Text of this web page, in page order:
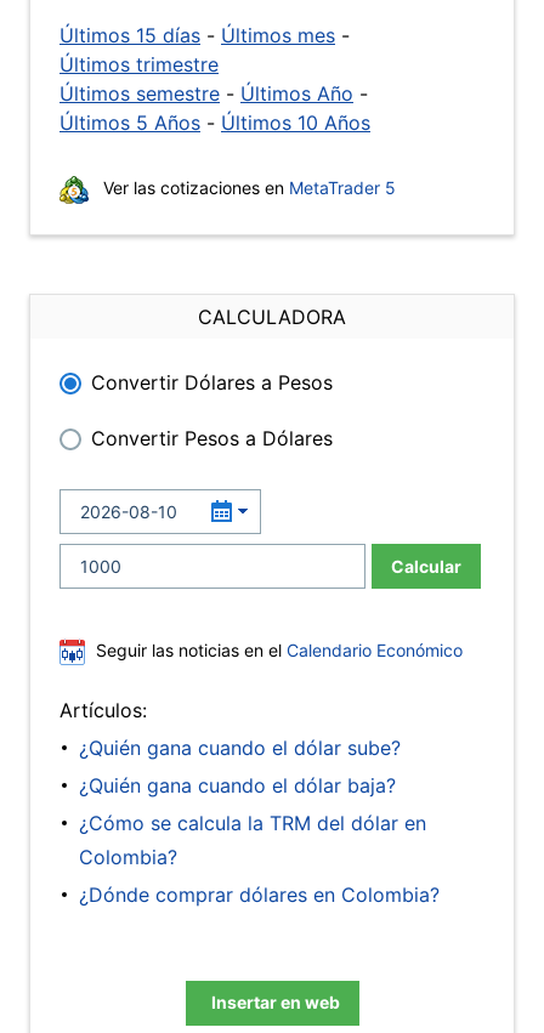
Últimos 15 días - Últimos mes -
Últimos trimestre
Últimos semestre - Últimos Año -
Últimos 5 Años - Últimos 10 Años
Ver las cotizaciones en MetaTrader 5
CALCULADORA
Convertir Dólares a Pesos
Convertir Pesos a Dólares
Calcular
Seguir las noticias en el Calendario Económico
Artículos:
¿Quién gana cuando el dólar sube?
¿Quién gana cuando el dólar baja?
¿Cómo se calcula la TRM del dólar en
Colombia?
¿Dónde comprar dólares en Colombia?
Insertar en web